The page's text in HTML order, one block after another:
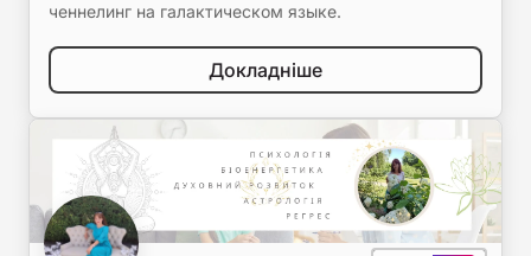
ченнелинг на галактическом языке.
Докладніше